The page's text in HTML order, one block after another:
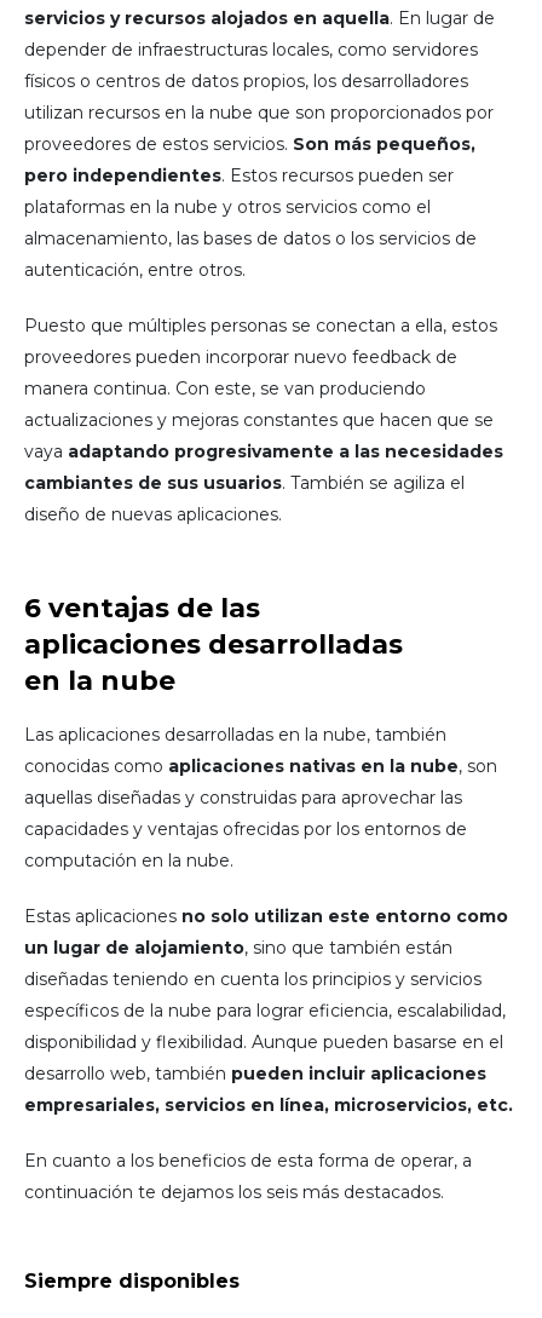
servicios y recursos alojados en aquella. En lugar de
depender de infraestructuras locales, como servidores
físicos o centros de datos propios, los desarrolladores
utilizan recursos en la nube que son proporcionados por
proveedores de estos servicios. Son más pequeños,
pero independientes. Estos recursos pueden ser
plataformas en la nube y otros servicios como el
almacenamiento, las bases de datos o los servicios de
autenticación, entre otros.
Puesto que múltiples personas se conectan a ella, estos
proveedores pueden incorporar nuevo feedback de
manera continua. Con este, se van produciendo
actualizaciones y mejoras constantes que hacen que se
vaya adaptando progresivamente a las necesidades
cambiantes de sus usuarios. También se agiliza el
diseño de nuevas aplicaciones.
6 ventajas de las
aplicaciones desarrolladas
en la nube
Las aplicaciones desarrolladas en la nube, también
conocidas como aplicaciones nativas en la nube, son
aquellas diseñadas y construidas para aprovechar las
capacidades y ventajas ofrecidas por los entornos de
computación en la nube.
Estas aplicaciones no solo utilizan este entorno como
un lugar de alojamiento, sino que también están
diseñadas teniendo en cuenta los principios y servicios
específicos de la nube para lograr eficiencia, escalabilidad,
disponibilidad y flexibilidad. Aunque pueden basarse en el
desarrollo web, también pueden incluir aplicaciones
empresariales, servicios en línea, microservicios, etc.
En cuanto a los beneficios de esta forma de operar, a
continuación te dejamos los seis más destacados.
Siempre disponibles